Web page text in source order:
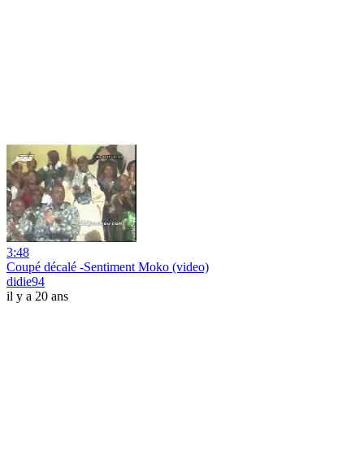
3:48
Coupé décalé -Sentiment Moko (video)
didie94
il y a 20 ans